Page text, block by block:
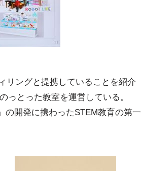
リングと提携していることを紹介
っとった教室を運営している。
の開発に携わったSTEM教育の第一